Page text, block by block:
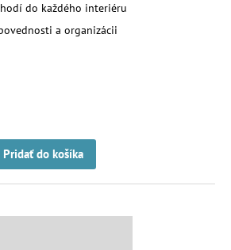
do každého interiéru
a organizácii
Pridať do košíka